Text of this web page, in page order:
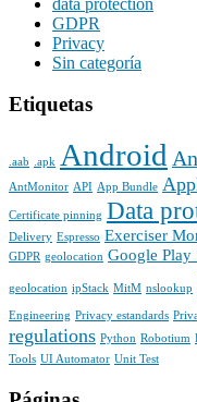
GDPR
Privacy
Sin categoría
Etiquetas
.aab .apk Android
AntMonitor API App Bundle
Certificate pinning Data
Delivery Espresso Exerciser
GDPR geolocation Google Play
geolocation ipStack MitM nslookup
Engineering Privacy estandards
regulations Python Robotium
Tools UI Automator Unit Test